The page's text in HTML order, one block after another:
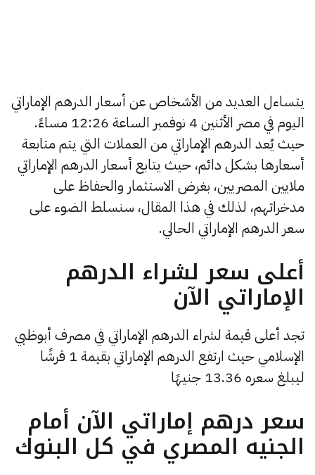
يتساءل العديد من الأشخاص عن أسعار الدرهم الإماراتي
اليوم في مصر الأثنين 4 نوفمبر الساعة 12:26 مساءً.
حيث يُعد الدرهم الإماراتي من العملات التي يتم متابعة
أسعارها بشكل دائم، حيث يتابع أسعار الدرهم الإماراتي
ملايين المصريين، بغرض الاستثمار والحفاظ على
مدخراتهم، لذلك في هذا المقال، سنسلط الضوء على
سعر الدرهم الإماراتي الحالي.
أعلى سعر لشراء الدرهم
الإماراتي الآن
تجد أعلى قيمة لشراء الدرهم الإماراتي في مصرف أبوظبي
الإسلامي حيث ارتفع الدرهم الإماراتي بقيمة 1 قرشًا
ليبلغ سعره 13.36 جنيهًا
سعر درهم إماراتي الآن أمام
الجنيه المصري في كل البنوك